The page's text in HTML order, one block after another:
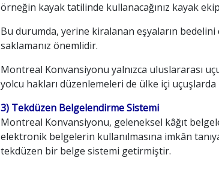
örneğin kayak tatilinde kullanacağınız kayak
Bu durumda, yerine kiralanan eşyaların
saklamanız önemlidir.
Montreal Konvansiyonu yalnızca uluslararası
yolcu hakları düzenlemeleri de ülke içi
3) Tekdüzen Belgelendirme Sistemi
Montreal Konvansiyonu, geleneksel kâğıt
elektronik belgelerin kullanılmasına imkân
tekdüzen bir belge sistemi getirmiştir.